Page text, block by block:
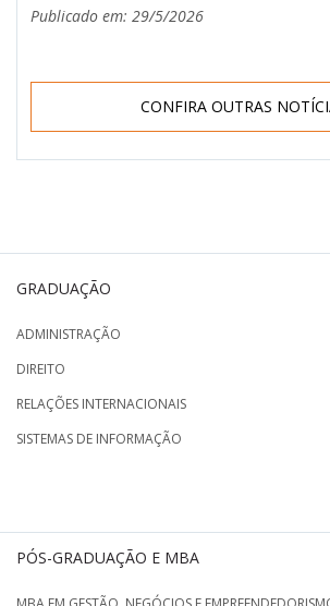
Publicado em: 29/5/2026
CONFIRA OUTRAS
GRADUAÇÃO
ADMINISTRAÇÃO
DIREITO
RELAÇÕES INTERNACIONAIS
SISTEMAS DE INFORMAÇÃO
PÓS-GRADUAÇÃO E MBA